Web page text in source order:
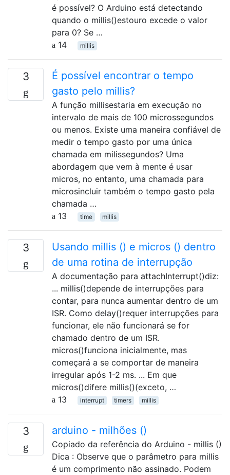
é possível? O Arduino está detectando
quando o millis()estouro excede o valor
para 0? Se …
14
millis
3
É possível encontrar o tempo
gasto pelo millis?
A função millisestaria em execução no
intervalo de mais de 100 microssegundos
ou menos. Existe uma maneira confiável de
medir o tempo gasto por uma única
chamada em milissegundos? Uma
abordagem que vem à mente é usar
micros, no entanto, uma chamada para
microsincluir também o tempo gasto pela
chamada …
13
time millis
3
Usando millis () e micros () dentro
de uma rotina de interrupção
A documentação para attachInterrupt()diz:
... millis()depende de interrupções para
contar, para nunca aumentar dentro de um
ISR. Como delay()requer interrupções para
funcionar, ele não funcionará se for
chamado dentro de um ISR.
micros()funciona inicialmente, mas
começará a se comportar de maneira
irregular após 1-2 ms. ... Em que
micros()difere millis()(exceto, …
13
interrupt timers millis
3 arduino - milhões ()
Copiado da referência do Arduino - millis ()
Dica : Observe que o parâmetro para millis
é um comprimento não assinado. Podem